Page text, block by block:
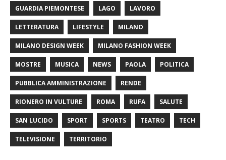
GUARDIA PIEMONTESE LAGO LAVORO
LETTERATURA LIFESTYLE MILANO
MILANO DESIGN WEEK MILANO FASHION WEEK
MOSTRE MUSICA NEWS PAOLA POLITICA
PUBBLICA AMMINISTRAZIONE RENDE
RIONERO IN VULTURE ROMA RUFA SALUTE
SAN LUCIDO SPORT SPORTS TEATRO TECH
TELEVISIONE TERRITORIO